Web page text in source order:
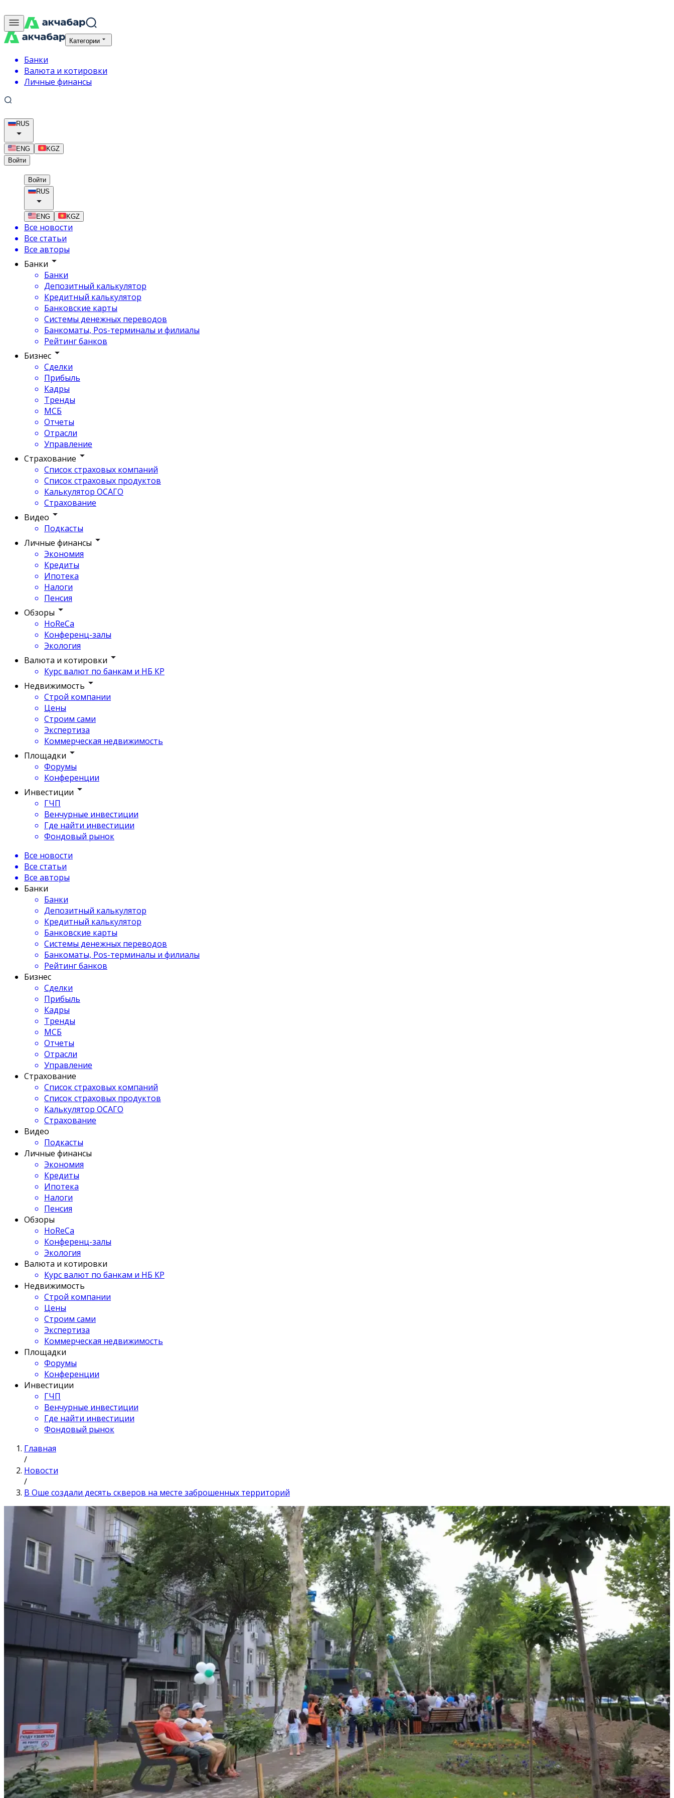
Категории
Банки
Валюта и котировки
Личные финансы
RUS
ENG
KGZ
Войти
Войти
RUS
ENG KGZ
Все новости
Все статьи
Все авторы
Банки
Банки
Депозитный калькулятор
Кредитный калькулятор
Банковские карты
Системы денежных переводов
Банкоматы, Pos-терминалы и филиалы
Рейтинг банков
Бизнес
Сделки
Прибыль
Кадры
Тренды
МСБ
Отчеты
Отрасли
Управление
Страхование
Список страховых компаний
Список страховых продуктов
Калькулятор ОСАГО
Страхование
Видео
Подкасты
Личные финансы
Экономия
Кредиты
Ипотека
Налоги
Пенсия
Обзоры
HoReCa
Конференц-залы
Экология
Валюта и котировки
Курс валют по банкам и НБ КР
Недвижимость
Строй компании
Цены
Строим сами
Экспертиза
Коммерческая недвижимость
Площадки
Форумы
Конференции
Инвестиции
ГЧП
Венчурные инвестиции
Где найти инвестиции
Фондовый рынок
Все новости
Все статьи
Все авторы
Банки
Банки
Депозитный калькулятор
Кредитный калькулятор
Банковские карты
Системы денежных переводов
Банкоматы, Pos-терминалы и филиалы
Рейтинг банков
Бизнес
Сделки
Прибыль
Кадры
Тренды
МСБ
Отчеты
Отрасли
Управление
Страхование
Список страховых компаний
Список страховых продуктов
Калькулятор ОСАГО
Страхование
Видео
Подкасты
Личные финансы
Экономия
Кредиты
Ипотека
Налоги
Пенсия
Обзоры
HoReCa
Конференц-залы
Экология
Валюта и котировки
Курс валют по банкам и НБ КР
Недвижимость
Строй компании
Цены
Строим сами
Экспертиза
Коммерческая недвижимость
Площадки
Форумы
Конференции
Инвестиции
ГЧП
Венчурные инвестиции
Где найти инвестиции
Фондовый рынок
Главная
/
Новости
/
В Оше создали десять скверов на месте заброшенных территорий